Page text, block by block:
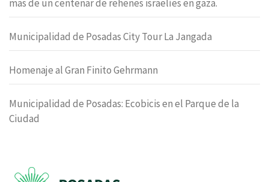
mas de un centenar de rehenes israelíes en gaza.
Municipalidad de Posadas City Tour La Jangada
Homenaje al Gran Finito Gehrmann
Municipalidad de Posadas: Ecobicis en el Parque de la
Ciudad